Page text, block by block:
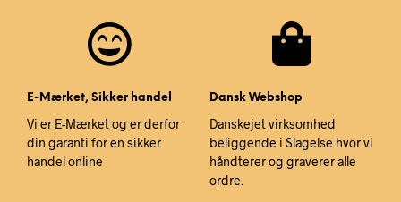
E-Mærket, Sikker handel
Vi er E-Mærket og er derfor
din garanti for en sikker
handel online
Dansk Webshop
Danskejet virksomhed
beliggende i Slagelse hvor vi
håndterer og graverer alle
ordre.